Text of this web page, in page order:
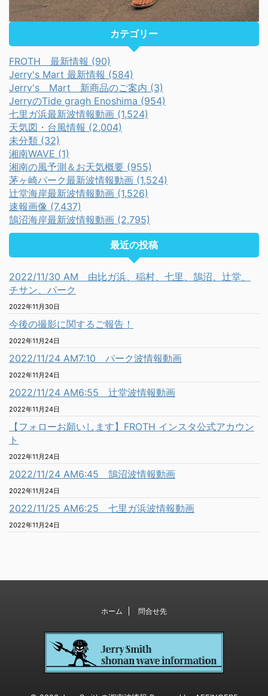
カテゴリー
FROTH 最新情報 (90)
Jerry's Mart 最新情報 (584)
Jerry's Mart 新商品のご案内 (3)
JerryのTide gragh Enoshima (954)
七里ガ浜最新波情報動画 (1,524)
天気図・台風情報 (2,004)
未分類 (32)
湘南WAVE (1)
湘南の風予測＆お天気概要 (955)
茅ヶ崎パーク最新波情報動画 (1,524)
辻堂海岸最新波情報動画 (1,526)
速報画像 (7,437)
鵠沼海岸最新波情報動画 (2,795)
最近の投稿
2022/11/30 AM 由比ガ浜、稲村、七里、鵠沼、辻堂、
チサン、パーク
2022年11月30日
今後の撮影に関するご報告！
2022年11月24日
2022/11/24 AM7:10 パーク波情報動画
2022年11月24日
2022/11/24 AM6:55 辻堂波情報動画
2022年11月24日
【フォローお願いします】FROTH インスタ公式アカウン
ト
2022年11月24日
2022/11/24 AM6:45 鵠沼波情報動画
2022年11月24日
2022/11/25 AM6:25 七里ガ浜波情報動画
2022年11月24日
ホーム 問合せ先